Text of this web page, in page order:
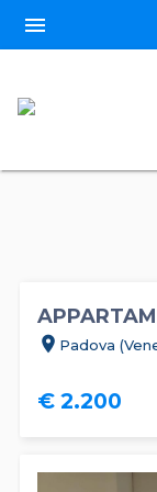
menu
location_on Padova
€ 2.200